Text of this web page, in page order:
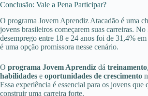
Conclusão: Vale a Pena Participar?
O programa Jovem Aprendiz Atacadão é uma
jovens brasileiros começarem suas carreiras.
desemprego entre 18 e 24 anos foi de 31,4%
é uma opção promissora nesse cenário.
O programa Jovem Aprendiz dá treinamento,
habilidades e oportunidades de crescimento
Essa experiência é essencial para os jovens que
construir uma carreira forte.